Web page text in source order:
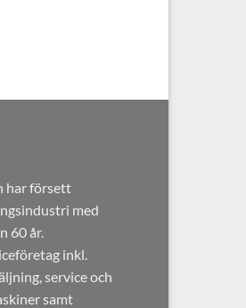
har försett
med
60 år.
inkl.
service och
samt